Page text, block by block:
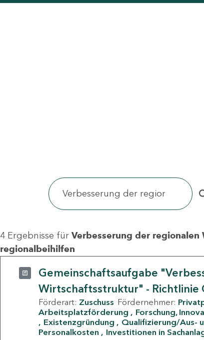
4 Ergebnisse für Verbesserung der
regionalbeihilfen
Gemeinschaftsaufgabe
Wirtschaftsstruktur" - Richtlinie
Förderart: Zuschuss Fördernehmer:
Arbeitsplatzförderung
Forschung,
Existenzgründung
Qualifizierung/Aus-
Personalkosten
Investitionen in